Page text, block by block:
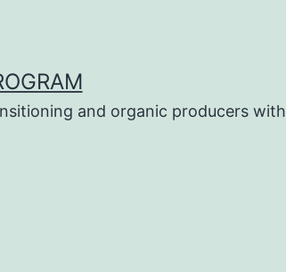
and organic producers with